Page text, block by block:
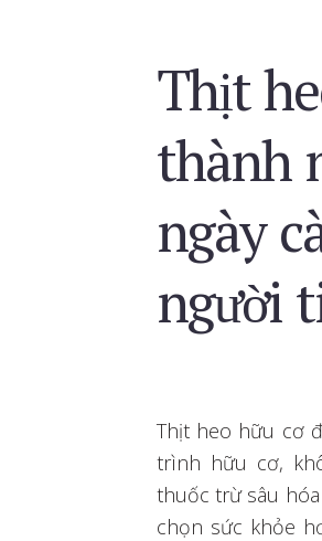
Thịt
thành
ngày
người
Thịt heo hữu cơ
trình hữu cơ,
thuốc trừ sâu
chọn sức khỏe